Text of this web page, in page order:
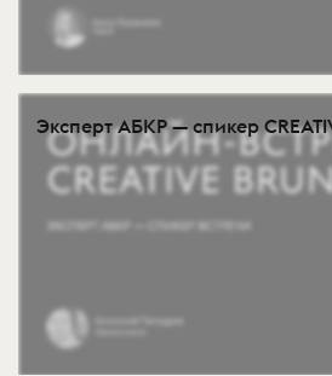
Эксперт АБКР — спикер